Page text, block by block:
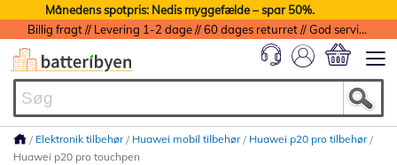
Månedens spotpris: Nedis myggefælde – spar 50%.
Billig fragt // Levering 1-2 dage // 60 dages returret // God service med garanti
Elektronik tilbehør Huawei mobil tilbehør
Huawei p20 pro tilbehør
Huawei p20 pro touchpen